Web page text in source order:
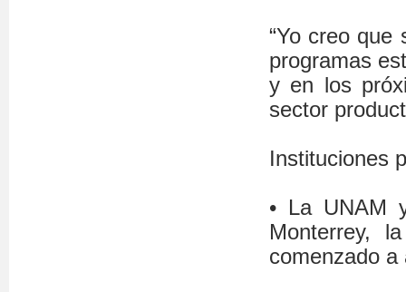
“Yo creo que
programas
y en los
sector
Instituciones
• La UNAM
Monterrey,
comenzado a